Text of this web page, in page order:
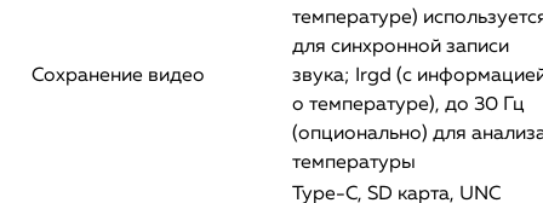
Сохранение видео
температуре)
для синхронной записи
звука; Irgd (с
о температуре), до 30 Гц
(опционально) для
температуры
Type-C, SD карта, UNC